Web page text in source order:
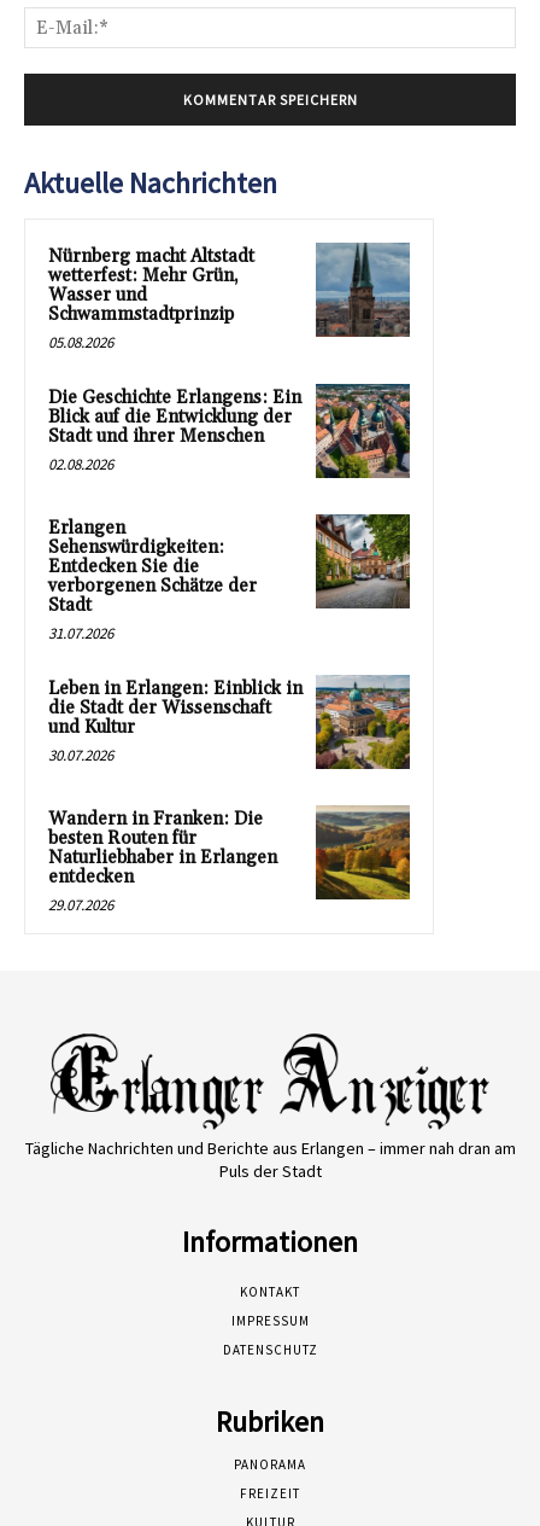
Aktuelle Nachrichten
Nürnberg macht Altstadt
wetterfest: Mehr Grün,
Wasser und
Schwammstadtprinzip
05.08.2026
Die Geschichte Erlangens: Ein
Blick auf die Entwicklung der
Stadt und ihrer Menschen
02.08.2026
Erlangen
Sehenswürdigkeiten:
Entdecken Sie die
verborgenen Schätze der
Stadt
31.07.2026
Leben in Erlangen: Einblick in
die Stadt der Wissenschaft
und Kultur
30.07.2026
Wandern in Franken: Die
besten Routen für
Naturliebhaber in Erlangen
entdecken
29.07.2026
Tägliche Nachrichten und Berichte aus Erlangen – immer nah dran am
Puls der Stadt
Informationen
KONTAKT
IMPRESSUM
DATENSCHUTZ
Rubriken
PANORAMA
FREIZEIT
KULTUR